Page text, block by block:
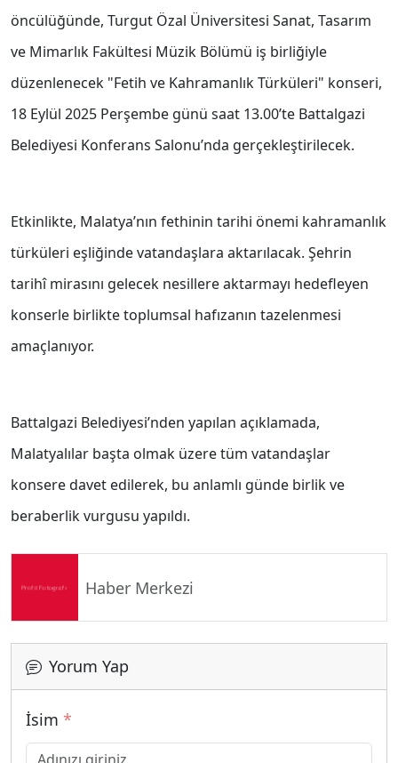
öncülüğünde, Turgut Özal Üniversitesi Sanat, Tasarım
ve Mimarlık Fakültesi Müzik Bölümü iş birliğiyle
düzenlenecek "Fetih ve Kahramanlık Türküleri" konseri,
18 Eylül 2025 Perşembe günü saat 13.00’te Battalgazi
Belediyesi Konferans Salonu’nda gerçekleştirilecek.
Etkinlikte, Malatya’nın fethinin tarihi önemi kahramanlık
türküleri eşliğinde vatandaşlara aktarılacak. Şehrin
tarihî mirasını gelecek nesillere aktarmayı hedefleyen
konserle birlikte toplumsal hafızanın tazelenmesi
amaçlanıyor.
Battalgazi Belediyesi’nden yapılan açıklamada,
Malatyalılar başta olmak üzere tüm vatandaşlar
konsere davet edilerek, bu anlamlı günde birlik ve
beraberlik vurgusu yapıldı.
Haber Merkezi
Yorum Yap
İsim *